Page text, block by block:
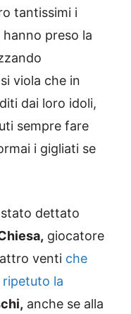
tantissimi i
preso la
viola che in
dai loro idoli,
sempre fare
i gigliati se
stato dettato
giocatore
venti che
la
anche se alla